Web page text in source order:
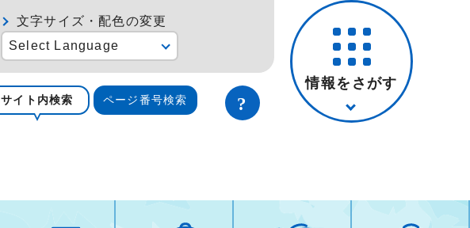
文字サイズ・配色の変更
Select Language
サイト内検索 ページ番号検索
情報をさがす